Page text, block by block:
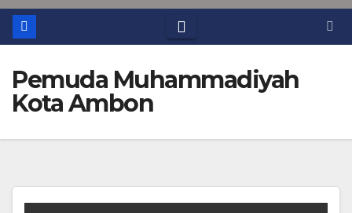
Pemuda Muhammadiyah
Kota Ambon